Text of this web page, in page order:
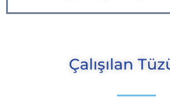
Çalışılan